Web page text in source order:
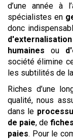
d’une année à
spécialistes en
donc
d'externalisation
humaines ou
société élimine
les subtilités de la
Riches d’une
qualité, nous
dans le
de paie, de
paies. Pour le